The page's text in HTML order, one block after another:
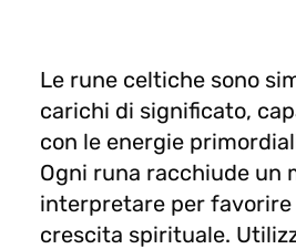
Le rune celtiche sono
carichi di significato,
con le energie
Ogni runa racchiude un
interpretare per favorire
crescita spirituale.